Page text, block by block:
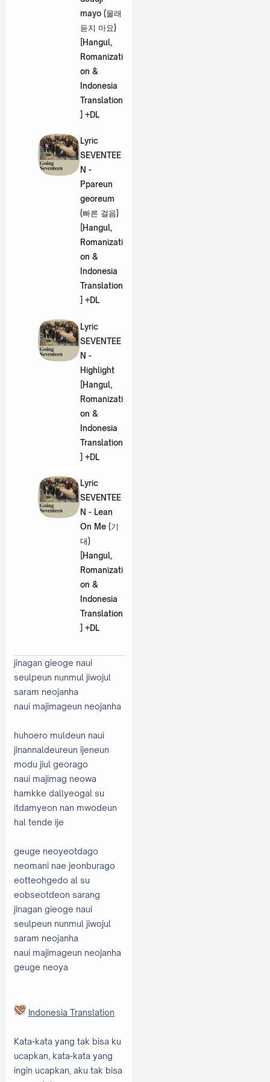
mayo (몰래
듣지 마요)
[Hangul,
Romanizati
on &
Indonesia
Translation
] +DL
Lyric
SEVENTEE
N -
Ppareun
georeum
(빠른 걸음)
[Hangul,
Romanizati
on &
Indonesia
Translation
] +DL
Lyric
SEVENTEE
N -
Highlight
[Hangul,
Romanizati
on &
Indonesia
Translation
] +DL
Lyric
SEVENTEE
N - Lean
On Me (기
대)
[Hangul,
Romanizati
on &
Indonesia
Translation
] +DL
jinagan gieoge naui
seulpeun nunmul jiwojul
saram neojanha
naui majimageun neojanha
huhoero muldeun naui
jinannaldeureun ijeneun
modu jiul georago
naui majimag neowa
hamkke dallyeogal su
itdamyeon nan mwodeun
hal tende ije
geuge neoyeotdago
neomani nae jeonburago
eotteohgedo al su
eobseotdeon sarang
jinagan gieoge naui
seulpeun nunmul jiwojul
saram neojanha
naui majimageun neojanha
geuge neoya
Indonesia Translation
Kata-kata yang tak bisa ku
ucapkan , kata-kata yang
ingin ucapkan aku tak bisa